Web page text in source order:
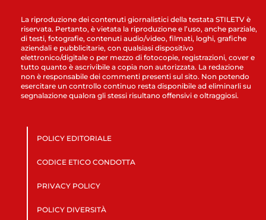
La riproduzione dei contenuti giornalistici della testata STILETV è
riservata. Pertanto, è vietata la riproduzione e l’uso, anche parziale,
di testi, fotografie, contenuti audio/video, filmati, loghi, grafiche
aziendali e pubblicitarie, con qualsiasi dispositivo
elettronico/digitale o per mezzo di fotocopie, registrazioni, cover e
tutto quanto è ascrivibile a copia non autorizzata. La redazione
non è responsabile dei commenti presenti sul sito. Non potendo
esercitare un controllo continuo resta disponibile ad eliminarli su
segnalazione qualora gli stessi risultano offensivi e oltraggiosi.
POLICY EDITORIALE
CODICE ETICO CONDOTTA
PRIVACY POLICY
POLICY DIVERSITÀ